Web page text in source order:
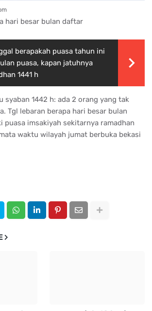
hari besar bulan daftar
berapakah puasa tahun ini
puasa, kapan jatuhnya
1441 h
syaban 1442 h: ada 2 orang yang tak
Tgl lebaran berapa hari besar bulan
puasa imsakiyah sekitarnya ramadhan
waktu wilayah jumat berbuka bekasi